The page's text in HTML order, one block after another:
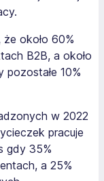
około 60%
B2B, a około
10%
w 2022
pracuje
gdy 35%
a 25%